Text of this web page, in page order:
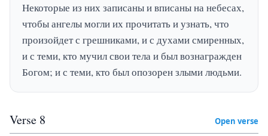
Некоторые из них записаны и вписаны на небесах,
чтобы ангелы могли их прочитать и узнать, что
произойдет с грешниками, и с духами смиренных,
и с теми, кто мучил свои тела и был вознагражден
Богом; и с теми, кто был опозорен злыми людьми.
Verse 8 Open verse